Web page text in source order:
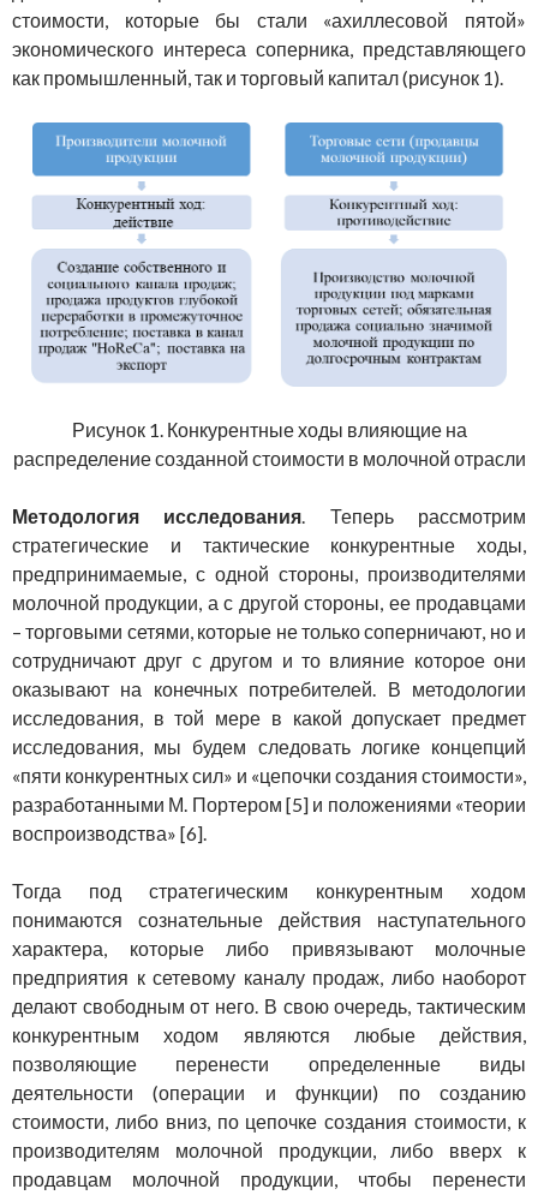
стоимости, которые бы стали «ахиллесовой пятой»
экономического интереса соперника, представляющего
как промышленный, так и торговый капитал (рисунок 1).
Рисунок 1. Конкурентные ходы влияющие на
распределение созданной стоимости в молочной отрасли
Методология исследования. Теперь рассмотрим
стратегические и тактические конкурентные ходы,
предпринимаемые, с одной стороны, производителями
молочной продукции, а с другой стороны, ее продавцами
– торговыми сетями, которые не только соперничают, но и
сотрудничают друг с другом и то влияние которое они
оказывают на конечных потребителей. В методологии
исследования, в той мере в какой допускает предмет
исследования, мы будем следовать логике концепций
«пяти конкурентных сил» и «цепочки создания стоимости»,
разработанными М. Портером [5] и положениями «теории
воспроизводства» [6].
Тогда под стратегическим конкурентным ходом
понимаются сознательные действия наступательного
характера, которые либо привязывают молочные
предприятия к сетевому каналу продаж, либо наоборот
делают свободным от него. В свою очередь, тактическим
конкурентным ходом являются любые действия,
позволяющие перенести определенные виды
деятельности (операции и функции) по созданию
стоимости, либо вниз, по цепочке создания стоимости, к
производителям молочной продукции, либо вверх к
продавцам молочной продукции, чтобы перенести